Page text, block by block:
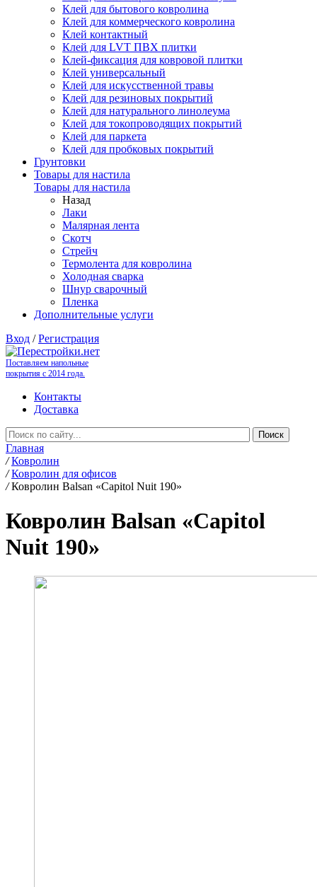
Клей для бытового ковролина
Клей для коммерческого ковролина
Клей контактный
Клей для LVT ПВХ плитки
Клей-фиксация для ковровой плитки
Клей универсальный
Клей для искусственной травы
Клей для резиновых покрытий
Клей для натурального линолеума
Клей для токопроводящих покрытий
Клей для паркета
Клей для пробковых покрытий
Грунтовки
Товары для настила
Товары для настила
Назад
Лаки
Малярная лента
Скотч
Стрейч
Термолента для ковролина
Холодная сварка
Шнур сварочный
Пленка
Дополнительные услуги
Вход /Регистрация
Поставляем напольные
покрытия с 2014 года.
Контакты
Доставка
Главная
/ Ковролин
/ Ковролин для офисов
/ Ковролин Balsan «Capitol Nuit 190»
Ковролин Balsan «Capitol
Nuit 190»